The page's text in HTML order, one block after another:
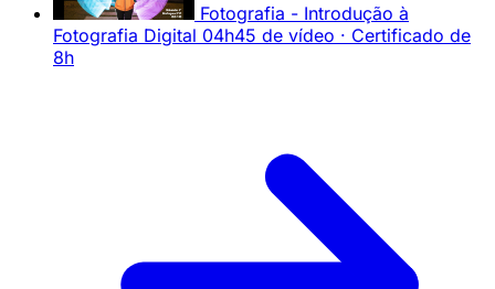
Fotografia - Introdução à
Fotografia Digital 04h45 de vídeo · Certificado de
8h